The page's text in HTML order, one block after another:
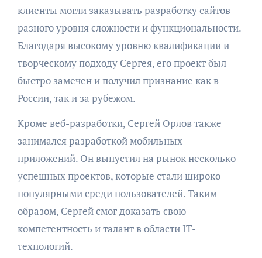
клиенты могли заказывать разработку сайтов
разного уровня сложности и функциональности.
Благодаря высокому уровню квалификации и
творческому подходу Сергея, его проект был
быстро замечен и получил признание как в
России, так и за рубежом.
Кроме веб-разработки, Сергей Орлов также
занимался разработкой мобильных
приложений. Он выпустил на рынок несколько
успешных проектов, которые стали широко
популярными среди пользователей. Таким
образом, Сергей смог доказать свою
компетентность и талант в области IT-
технологий.